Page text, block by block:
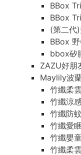
BBox
BBox
(第二代
BBox
bbox矽
ZAZU好朋
Maylily波
竹纖柔
竹纖涼
竹纖防
竹纖愛
竹纖嬰
竹纖柔